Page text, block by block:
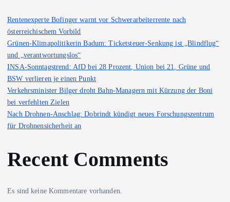
Rentenexperte Bofinger warnt vor Schwerarbeiterrente nach
österreichischem Vorbild
Grünen-Klimapolitikerin Badum: Ticketsteuer-Senkung ist „Blindflug“
und „verantwortungslos“
INSA-Sonntagstrend: AfD bei 28 Prozent, Union bei 21, Grüne und
BSW verlieren je einen Punkt
Verkehrsminister Bilger droht Bahn-Managern mit Kürzung der Boni
bei verfehlten Zielen
Nach Drohnen-Anschlag: Dobrindt kündigt neues Forschungszentrum
für Drohnensicherheit an
Recent Comments
Es sind keine Kommentare vorhanden.